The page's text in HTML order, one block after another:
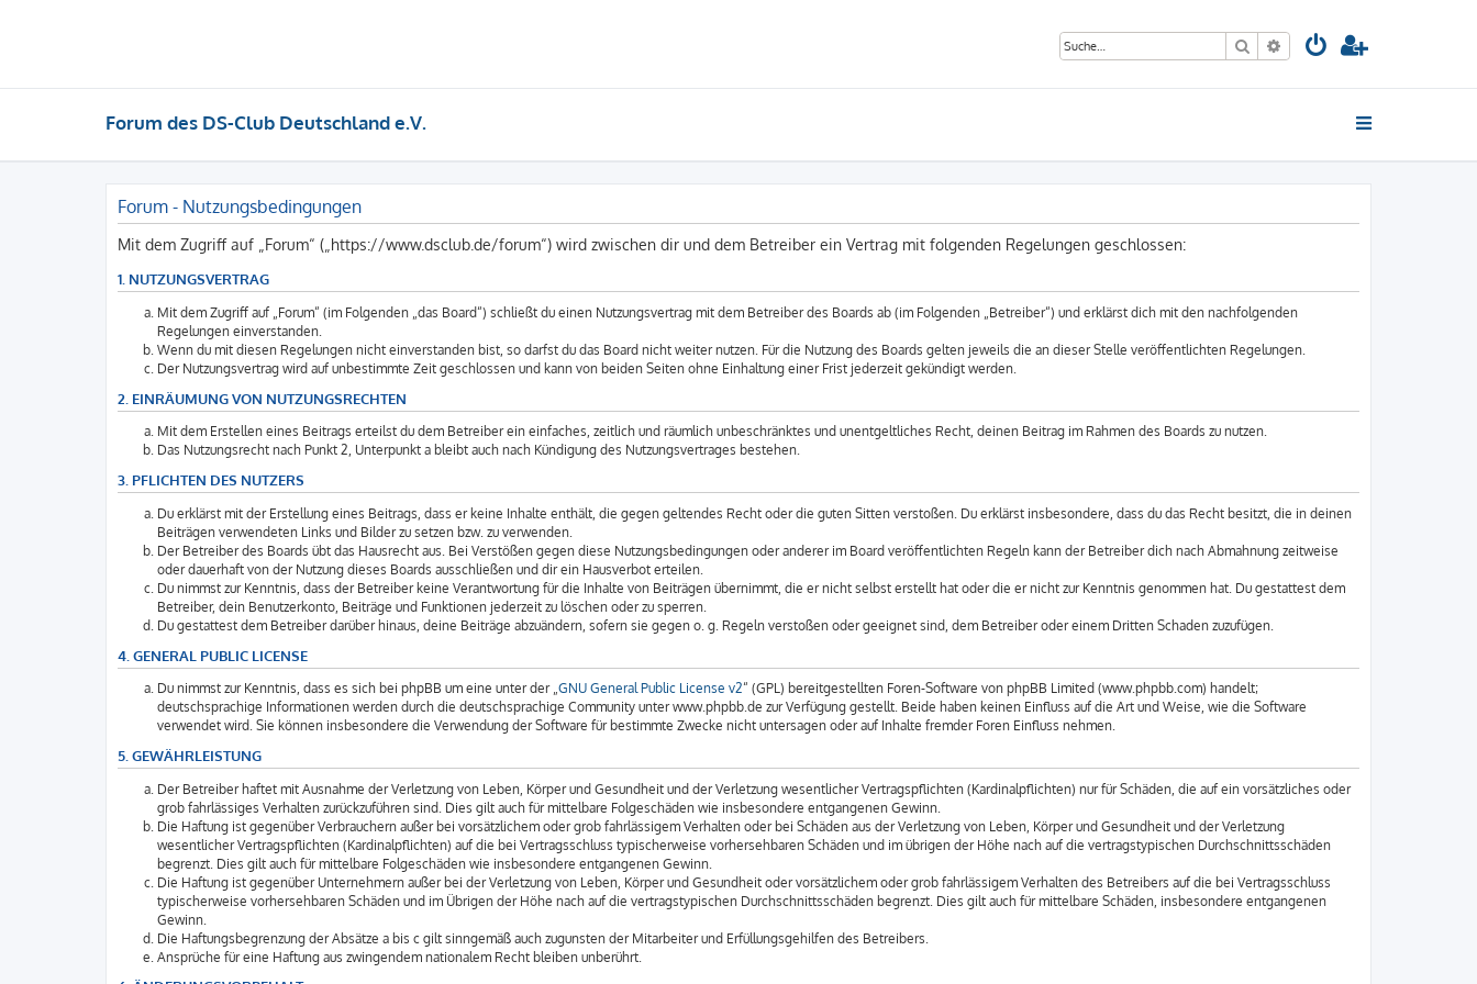
Suche Erweiterte Suche
Forum des DS-Club Deutschland e.V.
Forum - Nutzungsbedingungen
Mit dem Zugriff auf „Forum“ („https://www.dsclub.de/forum“) wird zwischen dir und dem Betreiber ein Vertrag mit folgenden Regelungen geschlossen:
1. NUTZUNGSVERTRAG
Mit dem Zugriff auf „Forum“ (im Folgenden „das Board“) schließt du einen Nutzungsvertrag mit dem Betreiber des Boards ab (im Folgenden „Betreiber“) und erklärst dich mit den nachfolgenden
Regelungen einverstanden.
Wenn du mit diesen Regelungen nicht einverstanden bist, so darfst du das Board nicht weiter nutzen. Für die Nutzung des Boards gelten jeweils die an dieser Stelle veröffentlichten Regelungen.
Der Nutzungsvertrag wird auf unbestimmte Zeit geschlossen und kann von beiden Seiten ohne Einhaltung einer Frist jederzeit gekündigt werden.
2. EINRÄUMUNG VON NUTZUNGSRECHTEN
Mit dem Erstellen eines Beitrags erteilst du dem Betreiber ein einfaches, zeitlich und räumlich unbeschränktes und unentgeltliches Recht, deinen Beitrag im Rahmen des Boards zu nutzen.
Das Nutzungsrecht nach Punkt 2, Unterpunkt a bleibt auch nach Kündigung des Nutzungsvertrages bestehen.
3. PFLICHTEN DES NUTZERS
Du erklärst mit der Erstellung eines Beitrags, dass er keine Inhalte enthält, die gegen geltendes Recht oder die guten Sitten verstoßen. Du erklärst insbesondere, dass du das Recht besitzt, die in deinen
Beiträgen verwendeten Links und Bilder zu setzen bzw. zu verwenden.
Der Betreiber des Boards übt das Hausrecht aus. Bei Verstößen gegen diese Nutzungsbedingungen oder anderer im Board veröffentlichten Regeln kann der Betreiber dich nach Abmahnung zeitweise
oder dauerhaft von der Nutzung dieses Boards ausschließen und dir ein Hausverbot erteilen.
Du nimmst zur Kenntnis, dass der Betreiber keine Verantwortung für die Inhalte von Beiträgen übernimmt, die er nicht selbst erstellt hat oder die er nicht zur Kenntnis genommen hat. Du gestattest dem
Betreiber, dein Benutzerkonto, Beiträge und Funktionen jederzeit zu löschen oder zu sperren.
Du gestattest dem Betreiber darüber hinaus, deine Beiträge abzuändern, sofern sie gegen o. g. Regeln verstoßen oder geeignet sind, dem Betreiber oder einem Dritten Schaden zuzufügen.
4. GENERAL PUBLIC LICENSE
Du nimmst zur Kenntnis, dass es sich bei phpBB um eine unter der „GNU General Public License v2“ (GPL) bereitgestellten Foren-Software von phpBB Limited (www.phpbb.com) handelt;
deutschsprachige Informationen werden durch die deutschsprachige Community unter www.phpbb.de zur Verfügung gestellt. Beide haben keinen Einfluss auf die Art und Weise, wie die Software
verwendet wird. Sie können insbesondere die Verwendung der Software für bestimmte Zwecke nicht untersagen oder auf Inhalte fremder Foren Einfluss nehmen.
5. GEWÄHRLEISTUNG
Der Betreiber haftet mit Ausnahme der Verletzung von Leben, Körper und Gesundheit und der Verletzung wesentlicher Vertragspflichten (Kardinalpflichten) nur für Schäden, die auf ein vorsätzliches oder
grob fahrlässiges Verhalten zurückzuführen sind. Dies gilt auch für mittelbare Folgeschäden wie insbesondere entgangenen Gewinn.
Die Haftung ist gegenüber Verbrauchern außer bei vorsätzlichem oder grob fahrlässigem Verhalten oder bei Schäden aus der Verletzung von Leben, Körper und Gesundheit und der Verletzung
wesentlicher Vertragspflichten (Kardinalpflichten) auf die bei Vertragsschluss typischerweise vorhersehbaren Schäden und im übrigen der Höhe nach auf die vertragstypischen Durchschnittsschäden
begrenzt. Dies gilt auch für mittelbare Folgeschäden wie insbesondere entgangenen Gewinn.
Die Haftung ist gegenüber Unternehmern außer bei der Verletzung von Leben, Körper und Gesundheit oder vorsätzlichem oder grob fahrlässigem Verhalten des Betreibers auf die bei Vertragsschluss
typischerweise vorhersehbaren Schäden und im Übrigen der Höhe nach auf die vertragstypischen Durchschnittsschäden begrenzt. Dies gilt auch für mittelbare Schäden, insbesondere entgangenen
Gewinn.
Die Haftungsbegrenzung der Absätze a bis c gilt sinngemäß auch zugunsten der Mitarbeiter und Erfüllungsgehilfen des Betreibers.
Ansprüche für eine Haftung aus zwingendem nationalem Recht bleiben unberührt.